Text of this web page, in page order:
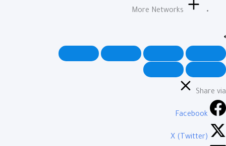
More Networks
Share via
Facebook
X (Twitter)